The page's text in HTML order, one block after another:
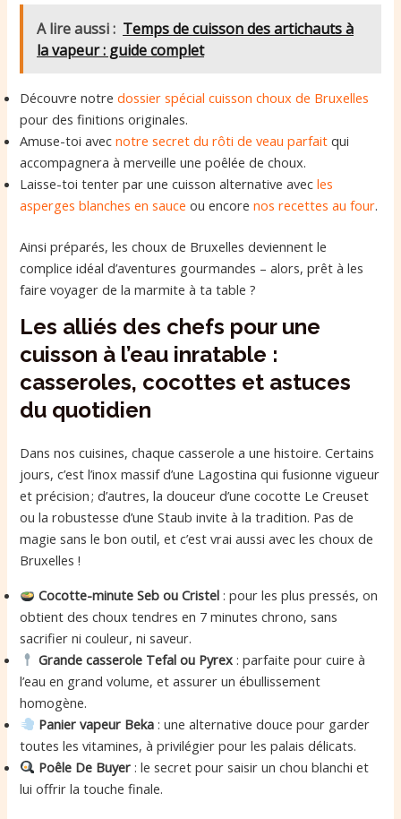
A lire aussi : Temps de cuisson des artichauts à
la vapeur : guide complet
Découvre notredossier spécial cuisson choux de Bruxelles
pour des finitions originales.
Amuse-toi avecnotre secret du rôti de veau parfait qui
accompagnera à merveille une poêlée de choux.
Laisse-toi tenter par une cuisson alternative avecles
asperges blanches en sauce ou encorenos recettes au four.
Ainsi préparés, les choux de Bruxelles deviennent le
complice idéal d’aventures gourmandes – alors, prêt à les
faire voyager de la marmite à ta table ?
Les alliés des chefs pour une
cuisson à l’eau inratable :
casseroles, cocottes et astuces
du quotidien
Dans nos cuisines, chaque casserole a une histoire. Certains
jours, c’est l’inox massif d’une Lagostina qui fusionne vigueur
et précision ; d’autres, la douceur d’une cocotte Le Creuset
ou la robustesse d’une Staub invite à la tradition. Pas de
magie sans le bon outil, et c’est vrai aussi avec les choux de
Bruxelles !
Cocotte-minute Seb ou Cristel : pour les plus pressés, on
obtient des choux tendres en 7 minutes chrono, sans
sacrifier ni couleur, ni saveur.
Grande casserole Tefal ou Pyrex : parfaite pour cuire à
l’eau en grand volume, et assurer un ébullissement
homogène.
Panier vapeur Beka : une alternative douce pour garder
toutes les vitamines, à privilégier pour les palais délicats.
Poêle De Buyer : le secret pour saisir un chou blanchi et
lui offrir la touche finale.